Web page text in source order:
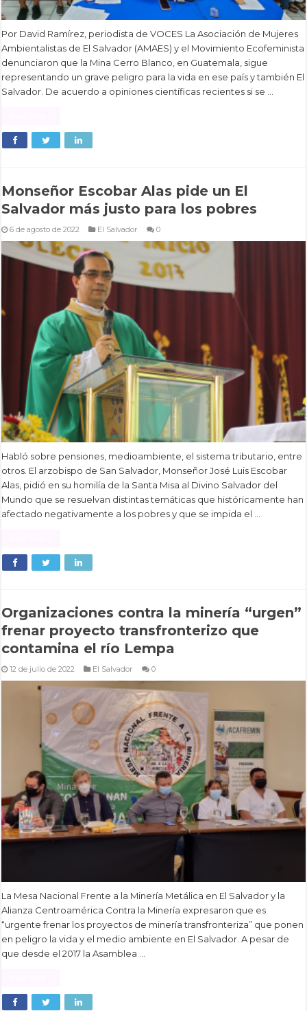
Por David Ramírez, periodista de VOCES La Asociación de Mujeres
Ambientalistas de El Salvador (AMAES) y el Movimiento Ecofeminista
denunciaron que la Mina Cerro Blanco, en Guatemala, sigue
representando un grave peligro para la vida en ese país y también El
Salvador. De acuerdo a opiniones científicas recientes si se …
Monseñor Escobar Alas pide un El
Salvador más justo para los pobres
6 de agosto de 2022 El Salvador 0
Habló sobre pensiones, medioambiente, el sistema tributario, entre
otros. El arzobispo de San Salvador, Monseñor José Luis Escobar
Alas, pidió en su homilía de la Santa Misa al Divino Salvador del
Mundo que se resuelvan distintas temáticas que históricamente han
afectado negativamente a los pobres y que se impida el …
Organizaciones contra la minería “urgen”
frenar proyecto transfronterizo que
contamina el río Lempa
12 de julio de 2022 El Salvador 0
La Mesa Nacional Frente a la Minería Metálica en El Salvador y la
Alianza Centroamérica Contra la Minería expresaron que es
“urgente frenar los proyectos de minería transfronteriza” que ponen
en peligro la vida y el medio ambiente en El Salvador. A pesar de
que desde el 2017 la Asamblea …